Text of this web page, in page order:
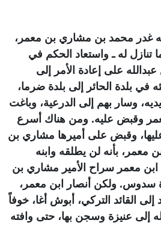
غدر محمد بن مشاري بن معمر،
تنازل له ـ واستعاد الحكم في
على إعادة الأمر إلى
في بلدة الحائر إلى بلدة ضرما،
وسار بهم إلى الدرعية، وباغت
وقبض عليه. ومن هناك أسرع
وقبض على أميرها مشاري بن
معمر، بأنه لن يطلقه وابنه
ابن معمر سراح الأمير مشاري بن
سدوس. ولكن أنصار ابن معمر،
القائد التركي، أبوش أغا، خوفاً
عنيزة وسجن بها، حتى وافته